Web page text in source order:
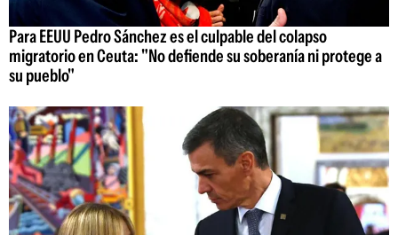
Para EEUU Pedro Sánchez es el culpable del colapso
migratorio en Ceuta: "No defiende su soberanía ni protege a
su pueblo"